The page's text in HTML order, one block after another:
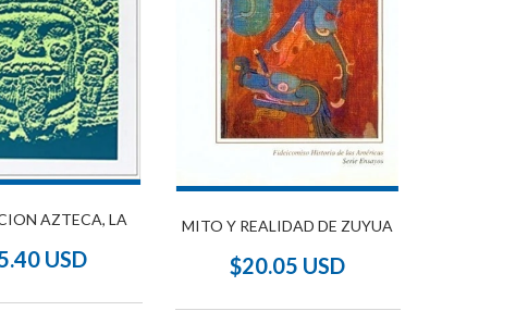
AZTECA, LA
USD
MITO Y REALIDAD DE ZUYUA
$20.05 USD